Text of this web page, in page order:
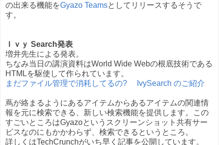
の出来る機能をGyazo Teamsとしてリリースするそうで
す。
Ｉｖｙ Search発表
増井先生による発表。
ちなみ当日の講演資料はWorld Wide Webの根底技術である
HTMLを駆使して作られています。
まだファイル管理で消耗してるの? IvySearch のご紹介
蔦が絡まるようにあるアイテムからあるアイテムの関連情
報を元に検索できる、新しい検索機能を提供します。この
すごいところはGyazoというスクリーンショット共有サー
ビスなのにもかかわらず、検索できるというところ。
詳しくはTechCrunchがいち早く記事を公開しています。